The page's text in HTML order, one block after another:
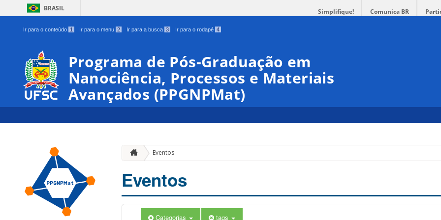
BRASIL Simplifique! Comunica BR
Ir para o conteúdo 1 Ir para o menu 2 Ir para a busca 3 Ir para o rodapé 4
Programa de Pós-Graduação em
Nanociência, Processos e Materiais
Avançados (PPGNPMat)
Eventos
Eventos
Categorias tags